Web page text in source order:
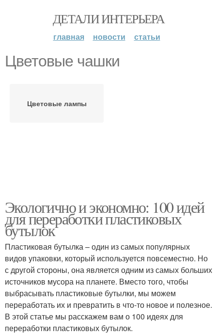
ДЕТАЛИ ИНТЕРЬЕРА
главная новости статьи
Цветовые чашки
Цветовые лампы
Экологично и экономно: 100 идей
для переработки пластиковых
бутылок
Пластиковая бутылка – один из самых популярных
видов упаковки, который используется повсеместно. Но
с другой стороны, она является одним из самых больших
источников мусора на планете. Вместо того, чтобы
выбрасывать пластиковые бутылки, мы можем
переработать их и превратить в что-то новое и полезное.
В этой статье мы расскажем вам о 100 идеях для
переработки пластиковых бутылок.